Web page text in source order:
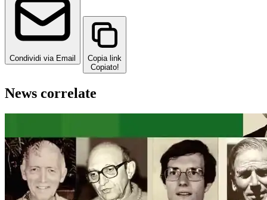
Condividi via Email
Copia link
Copiato!
News correlate